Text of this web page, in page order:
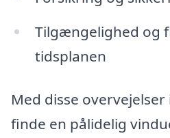
Tilgængelighed og
tidsplanen
Med disse
finde en pålidelig